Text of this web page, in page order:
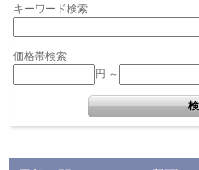
キーワード検索
価格帯検索
円 ～